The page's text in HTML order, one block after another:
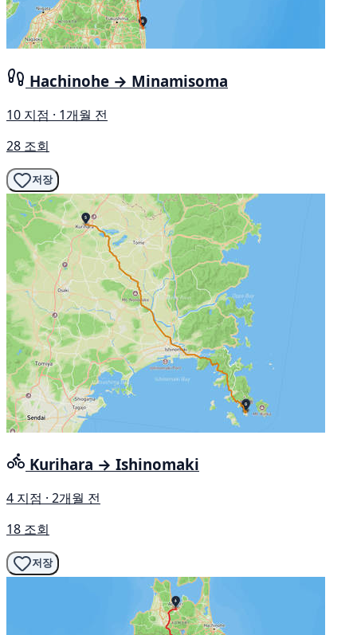
Hachinohe → Minamisoma
10 지점 · 1개월 전
28 조회
저장
Kurihara → Ishinomaki
4 지점 · 2개월 전
18 조회
저장